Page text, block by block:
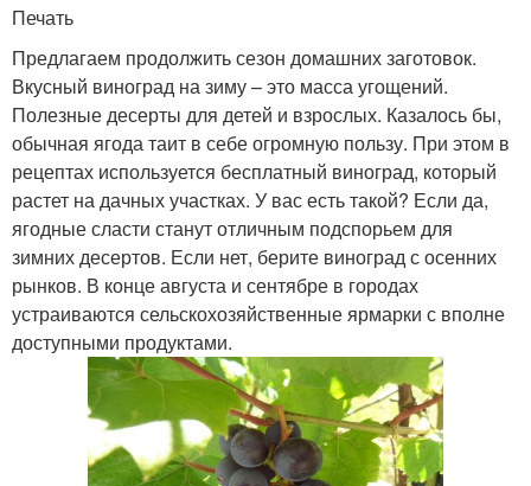
Печать
Предлагаем продолжить сезон домашних заготовок.
Вкусный виноград на зиму – это масса угощений.
Полезные десерты для детей и взрослых. Казалось бы,
обычная ягода таит в себе огромную пользу. При этом в
рецептах используется бесплатный виноград, который
растет на дачных участках. У вас есть такой? Если да,
ягодные сласти станут отличным подспорьем для
зимних десертов. Если нет, берите виноград с осенних
рынков. В конце августа и сентябре в городах
устраиваются сельскохозяйственные ярмарки с вполне
доступными продуктами.